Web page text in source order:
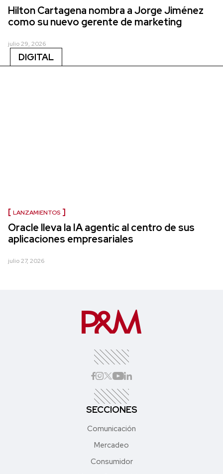
Hilton Cartagena nombra a Jorge Jiménez
como su nuevo gerente de marketing
julio 29, 2026
DIGITAL
LANZAMIENTOS
Oracle lleva la IA agentic al centro de sus
aplicaciones empresariales
julio 27, 2026
SECCIONES
Comunicación
Mercadeo
Consumidor